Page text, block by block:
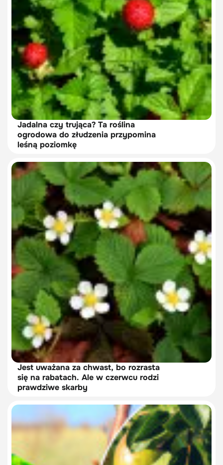
Jadalna czy trująca? Ta roślina
ogrodowa do złudzenia przypomina
leśną poziomkę
Jest uważana za chwast, bo rozrasta
się na rabatach. Ale w czerwcu rodzi
prawdziwe skarby